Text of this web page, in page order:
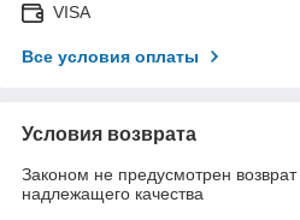
VISA
Все условия оплаты
Условия возврата
Законом не предусмотрен
надлежащего качества